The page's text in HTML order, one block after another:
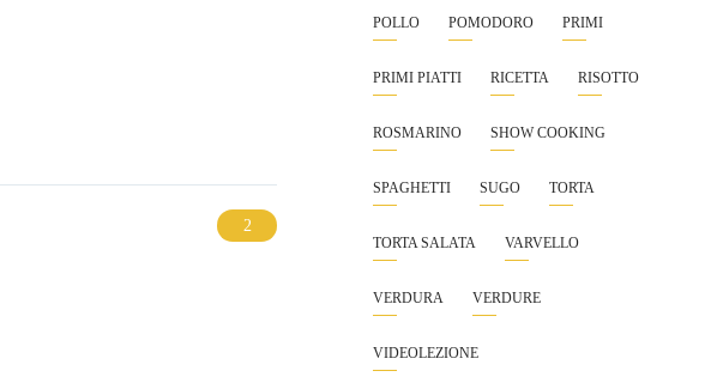
POLLO POMODORO PRIMI
PRIMI PIATTI RICETTA RISOTTO
ROSMARINO SHOW COOKING
SPAGHETTI SUGO TORTA
TORTA SALATA VARVELLO
VERDURA VERDURE
VIDEOLEZIONE